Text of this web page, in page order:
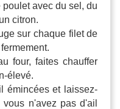
avec du sel, du
citron.
sur chaque filet de
four, faites chauffer
élevé.
émincées et laissez-
n'avez pas d'ail